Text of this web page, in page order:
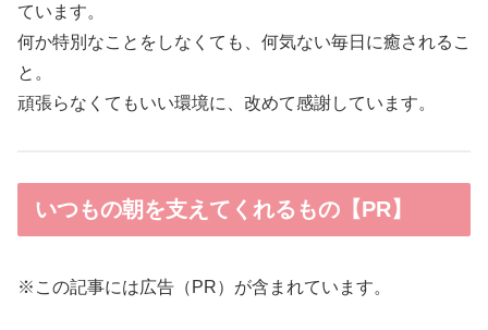
ています。
何か特別なことをしなくても、何気ない毎日に癒されるこ
と。
頑張らなくてもいい環境に、改めて感謝しています。
いつもの朝を支えてくれるもの【PR】
※この記事には広告（PR）が含まれています。